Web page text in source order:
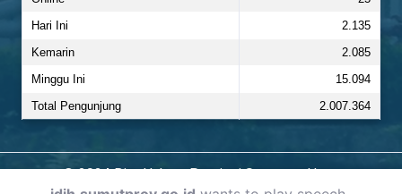
Hari Ini
2.135
Kemarin
2.085
Minggu Ini
15.094
Total Pengunjung
2.007.364
© 2024 Biro Hukum Provinsi Sumatera Utara